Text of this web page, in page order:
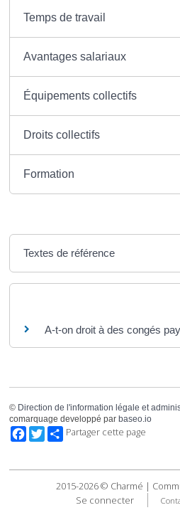
Temps de travail
Avantages salariaux
Équipements collectifs
Droits collectifs
Formation
Textes de référence
A-t-on droit à des congés
© Direction de l'information légale et
comarquage developpé par baseo.io
Facebook
TwitterPartager cette page
2015-2026 © Charmé |
Se connecter